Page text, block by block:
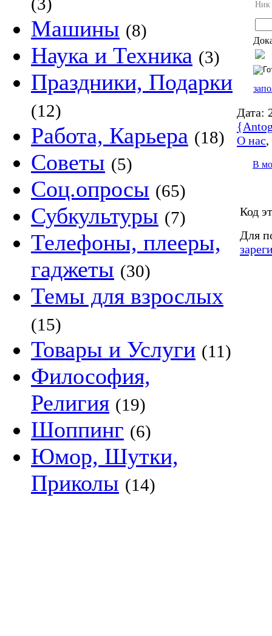
Машины (8)
Наука и Техника (3)
Праздники, Подарки
(12)
Работа, Карьера (18)
Советы (5)
Соц.опросы (65)
Субкультуры (7)
Телефоны, плееры,
гаджеты (30)
Темы для взрослых
(15)
Товары и Услуги (11)
Философия,
Религия (19)
Шоппинг (6)
Юмор, Шутки,
Приколы (14)
Ник
Дата:
О нас
В
Код
Для